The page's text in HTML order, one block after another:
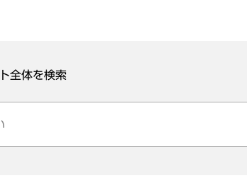
全体を検索